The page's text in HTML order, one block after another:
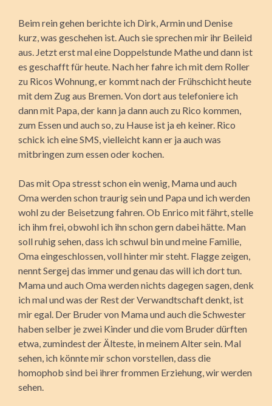
Beim rein gehen berichte ich Dirk, Armin und Denise
kurz, was geschehen ist. Auch sie sprechen mir ihr Beileid
aus. Jetzt erst mal eine Doppelstunde Mathe und dann ist
es geschafft für heute. Nach her fahre ich mit dem Roller
zu Ricos Wohnung, er kommt nach der Frühschicht heute
mit dem Zug aus Bremen. Von dort aus telefoniere ich
dann mit Papa, der kann ja dann auch zu Rico kommen,
zum Essen und auch so, zu Hause ist ja eh keiner. Rico
schick ich eine SMS, vielleicht kann er ja auch was
mitbringen zum essen oder kochen.
Das mit Opa stresst schon ein wenig, Mama und auch
Oma werden schon traurig sein und Papa und ich werden
wohl zu der Beisetzung fahren. Ob Enrico mit fährt, stelle
ich ihm frei, obwohl ich ihn schon gern dabei hätte. Man
soll ruhig sehen, dass ich schwul bin und meine Familie,
Oma eingeschlossen, voll hinter mir steht. Flagge zeigen,
nennt Sergej das immer und genau das will ich dort tun.
Mama und auch Oma werden nichts dagegen sagen, denk
ich mal und was der Rest der Verwandtschaft denkt, ist
mir egal. Der Bruder von Mama und auch die Schwester
haben selber je zwei Kinder und die vom Bruder dürften
etwa, zumindest der Älteste, in meinem Alter sein. Mal
sehen, ich könnte mir schon vorstellen, dass die
homophob sind bei ihrer frommen Erziehung, wir werden
sehen.